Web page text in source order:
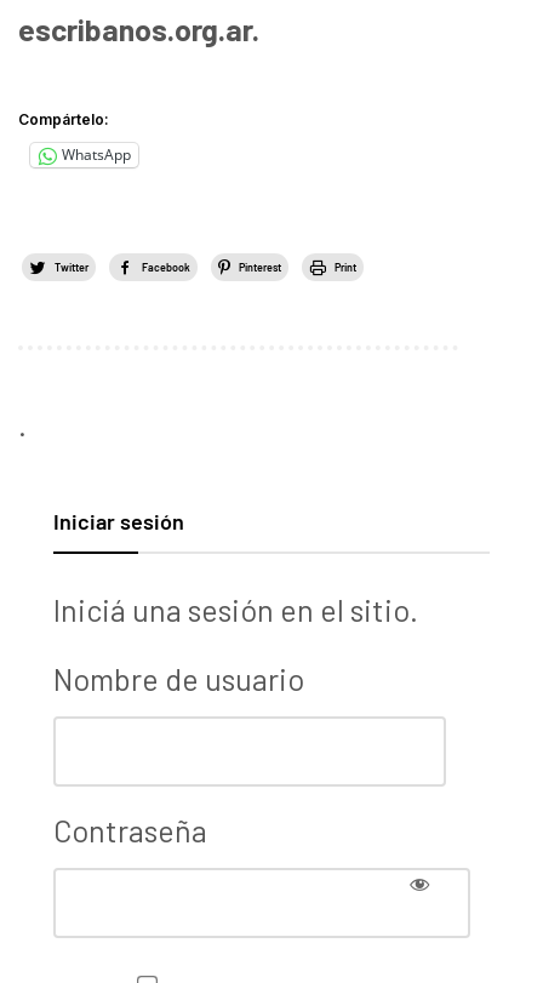
escribanos.org.ar.
Compártelo:
WhatsApp
Twitter Facebook Pinterest Print
.
Iniciar sesión
Iniciá una sesión en el sitio.
Nombre de usuario
Contraseña